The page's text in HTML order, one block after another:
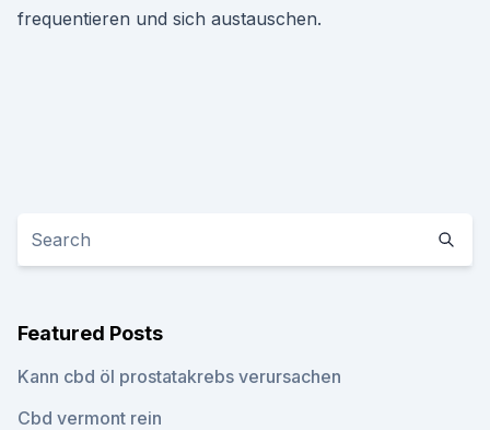
frequentieren und sich austauschen.
Featured Posts
Kann cbd öl prostatakrebs verursachen
Cbd vermont rein